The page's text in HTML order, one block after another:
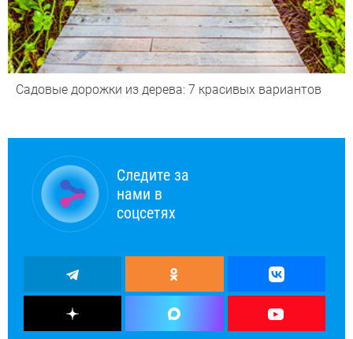
Садовые дорожки из дерева: 7 красивых вариантов
Следите за
нами в
соцсетях